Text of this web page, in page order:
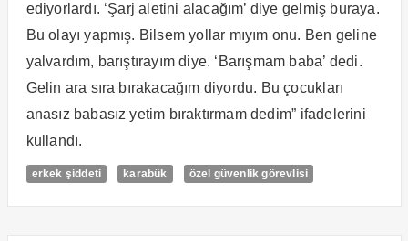
ediyorlardı. ‘Şarj aletini alacağım’ diye gelmiş buraya.
Bu olayı yapmış. Bilsem yollar mıyım onu. Ben geline
yalvardım, barıştırayım diye. ‘Barışmam baba’ dedi.
Gelin ara sıra bırakacağım diyordu. Bu çocukları
anasız babasız yetim bıraktırmam dedim” ifadelerini
kullandı.
erkek şiddeti karabük özel güvenlik görevlisi